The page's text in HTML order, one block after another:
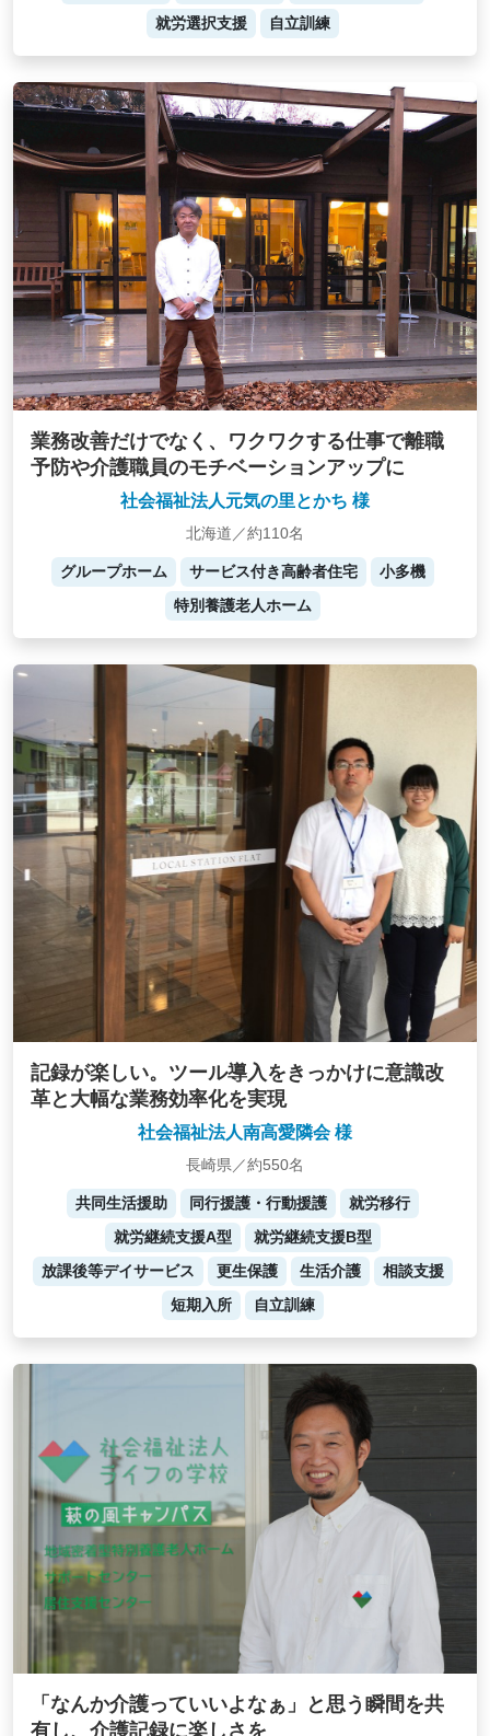
就労選択支援
自立訓練
業務改善だけでなく、ワクワクする仕事で離職
予防や介護職員のモチベーションアップに
社会福祉法人元気の里とかち 様
北海道／約110名
グループホーム サービス付き高齢者住宅
小多機
特別養護老人ホーム
記録が楽しい。ツール導入をきっかけに意識改
革と大幅な業務効率化を実現
社会福祉法人南高愛隣会 様
長崎県／約550名
共同生活援助 同行援護・行動援護
就労移行
就労継続支援A型
就労継続支援B型
放課後等デイサービス
更生保護 生活介護
相談支援
短期入所
自立訓練
「なんか介護っていいよなぁ」と思う瞬間を共
有し、介護記録に楽しさを